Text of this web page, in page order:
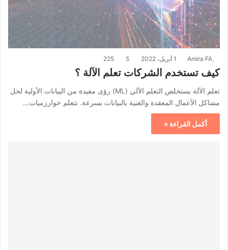
1 أبريل، 2022 5
225
كيف تستخدم الشركات تعلم الآلة ؟
تعلم الآلة يستخلص التعلم الآلي (ML) رؤى مفيدة من البيانات الأولية لحل
مشاكل الأعمال المعقدة والغنية بالبيانات بسرعة. تتعلم خوارزميات…
أكمل القراءة »